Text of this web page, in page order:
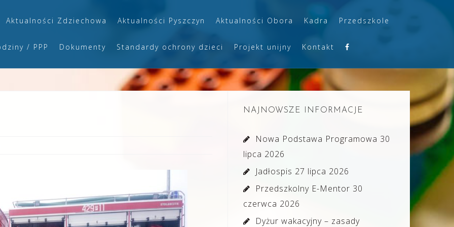
Aktualności Zdziechowa Aktualności Pyszczyn Aktualności Obora Kadra Przedszkole
/ PPP Dokumenty Standardy ochrony dzieci Projekt unijny Kontakt
NAJNOWSZE INFORMACJE
Nowa Podstawa Programowa 30
lipca 2026
Jadłospis 27 lipca 2026
Przedszkolny E-Mentor 30
czerwca 2026
Dyżur wakacyjny – zasady